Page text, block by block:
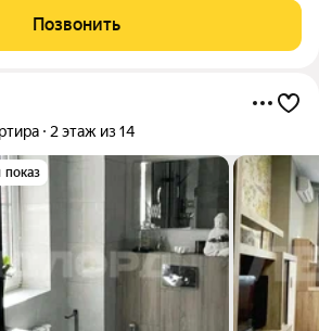
материалов и чувство
Позвонить
2 этаж из 14
показ